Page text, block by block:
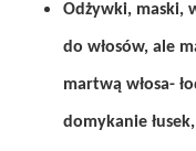
Odżywki, maski,
do włosów, ale
martwą włosa-
domykanie